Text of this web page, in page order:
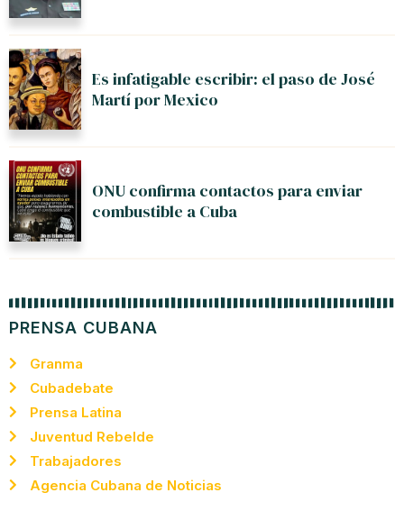
Es infatigable escribir: el paso de José
Martí por Mexico
ONU confirma contactos para enviar
combustible a Cuba
PRENSA CUBANA
Granma
Cubadebate
Prensa Latina
Juventud Rebelde
Trabajadores
Agencia Cubana de Noticias